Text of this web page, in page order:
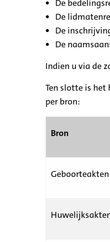
De
De
De
De
Indien u via de
Ten slotte is
per bron:
Bron
Geboorteakten